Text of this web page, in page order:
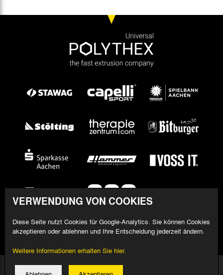
© 2026 Alemannia Aachen - Alle Rechte vorbehalten
VERWENDUNG VON COOKIES
Diese Seite nutzt Cookies für Google-Analytics. Sie können Cookies
akzeptieren oder ablehnen und Ihre Entscheidung jederzeit ändern.
Weitere Informationen erhalten Sie hier.